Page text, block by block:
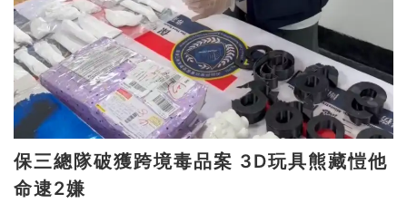
保三總隊破獲跨境毒品案 3D玩具熊藏愷他
命逮2嫌